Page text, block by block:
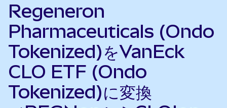
Regeneron
Pharmaceuticals (Ondo
Tokenized)をVanEck
CLO ETF (Ondo
Tokenized)に変換